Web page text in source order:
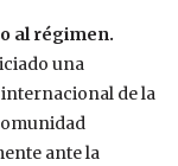
al régimen.
una
de la
ante la